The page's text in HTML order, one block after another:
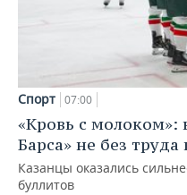
Спорт 07:00
«Кровь с молоком»:
Барса» не без
Казанцы оказались
буллитов